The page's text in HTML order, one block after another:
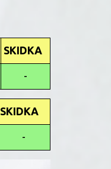
SKIDKA
-
SKIDKA
-